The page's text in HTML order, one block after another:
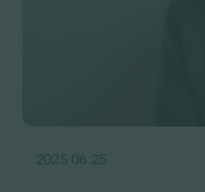
2025 06 25